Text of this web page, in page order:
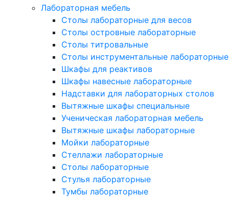
Лабораторная мебель
Столы лабораторные для весов
Столы островные лабораторные
Столы титровальные
Столы инструментальные лабораторные
Шкафы для реактивов
Шкафы навесные лабораторные
Надставки для лабораторных столов
Вытяжные шкафы специальные
Ученическая лабораторная мебель
Вытяжные шкафы лабораторные
Мойки лабораторные
Стеллажи лабораторные
Столы лабораторные
Стулья лабораторные
Тумбы лабораторные